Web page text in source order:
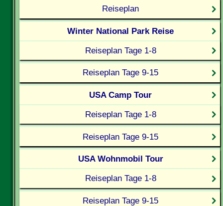
Reiseplan
Winter National Park Reise
Reiseplan Tage 1-8
Reiseplan Tage 9-15
USA Camp Tour
Reiseplan Tage 1-8
Reiseplan Tage 9-15
USA Wohnmobil Tour
Reiseplan Tage 1-8
Reiseplan Tage 9-15